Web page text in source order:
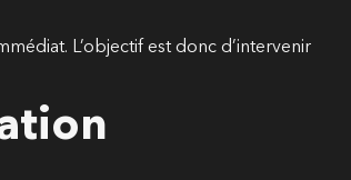
L’objectif est donc d’intervenir